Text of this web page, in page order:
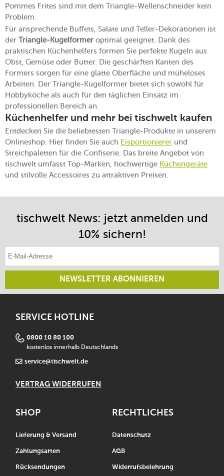
Pommes Frites sind mit dem Triangle-Wellenschneider kein
Problem.
Für ansprechende Buffets, Salate und Teller-Dekorationen ist
der Triangle-Kugelformer optimal geeignet. Dank des
praktischen Küchenhelfers formen Sie perfekte Kugeln aus
Obst, Gemüse oder Butter. Die geschärften Kanten des
Formers sorgen für eine glatte Oberfläche und müheloses
Arbeiten. Der Triangle-Kugelformer bietet sich sowohl für
Hobbyköche als auch für den täglichen Einsatz im
professionellen Bereich an.
Küchenhelfer und mehr bei tischwelt kaufen
Entdecken Sie die beliebtesten Triangle-Produkte in unserem
Onlineshop. Hier finden Sie auch Eisportionierer und
Streichpaletten für die Confiserie. Das breite Angebot von
tischwelt umfasst Top-Marken, hochwertige Küchengeräte
und stilvolle Accessoires zu attraktiven Preisen.
tischwelt News: jetzt anmelden und
10% sichern!
NEWSLETTER ABONNIEREN
SERVICE HOTLINE
0800 10 80 100
kostenlos innerhalb Deutschlands
service@tischwelt.de
VERTRAG WIDERRUFEN
SHOP
Lieferung & Versand
Zahlungsarten
Rücksendungen
RECHTLICHES
Datenschutz
AGB
Widerrufsbelehrung